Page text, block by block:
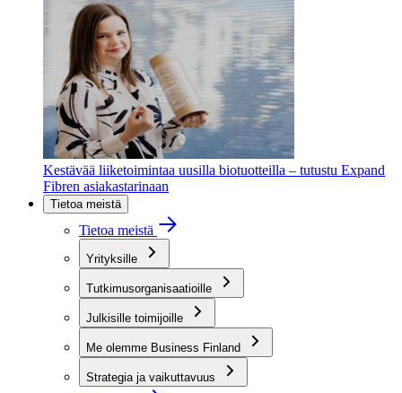
Kestävää liiketoimintaa uusilla biotuotteilla – tutustu Expand
Fibren asiakastarinaan
Tietoa meistä
Tietoa meistä
Yrityksille
Tutkimusorganisaatioille
Julkisille toimijoille
Me olemme Business Finland
Strategia ja vaikuttavuus